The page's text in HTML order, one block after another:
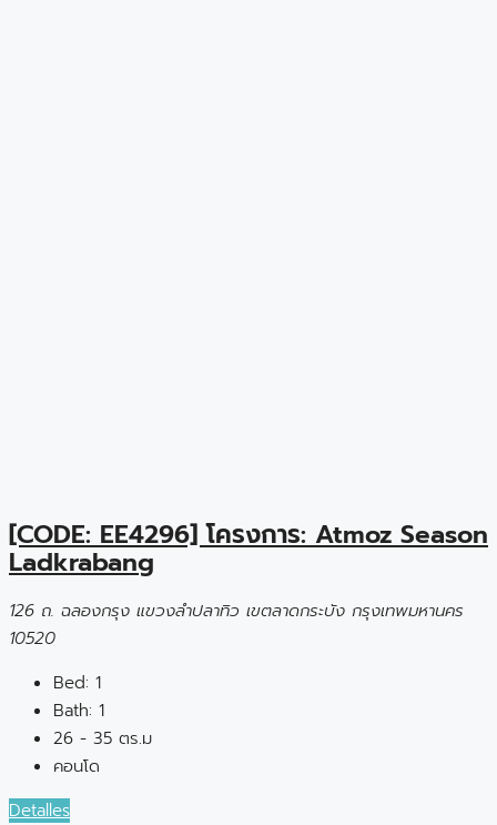
[CODE: EE4296] โครงการ: Atmoz Season
Ladkrabang
126 ถ. ฉลองกรุง แขวงลำปลาทิว เขตลาดกระบัง กรุงเทพมหานคร
10520
Bed: 1
Bath: 1
26 - 35 ตร.ม
คอนโด
Detalles